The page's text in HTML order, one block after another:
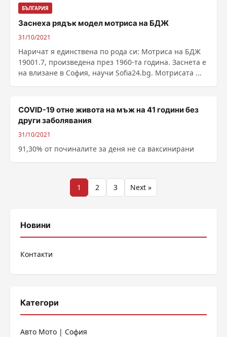
БЪЛГАРИЯ
Заснеха рядък модел мотриса на БДЖ
31/10/2021
Наричат я единствена по рода си: Мотриса на БДЖ
19001.7, произведена през 1960-та година. Заснета е
на влизане в София, научи Sofia24.bg. Мотрисата ...
COVID-19 отне живота на мъж на 41 години без
други заболявания
31/10/2021
91,30% от починалите за деня не са ваксинирани
публикациите
1 2 3 Next »
Новини
Контакти
Категори
Авто Мото | София